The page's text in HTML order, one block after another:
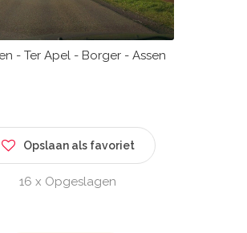
- Ter Apel - Borger - Assen
Opslaan als favoriet
16 x Opgeslagen